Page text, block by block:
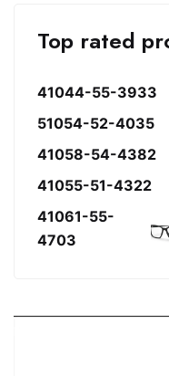
Top rated
41044-55-3933
51054-52-4035
41058-54-4382
41055-51-4322
41061-55-
4703